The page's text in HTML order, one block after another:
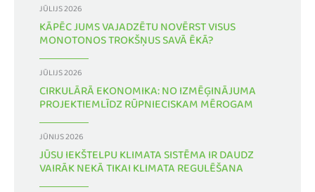
JŪLIJS 2026
KĀPĒC JUMS VAJADZĒTU NOVĒRST VISUS
MONOTONOS TROKŠŅUS SAVĀ ĒKĀ?
JŪLIJS 2026
CIRKULĀRĀ EKONOMIKA: NO IZMĒĢINĀJUMA
PROJEKTIEMLĪDZ RŪPNIECISKAM MĒROGAM
JŪNIJS 2026
JŪSU IEKŠTELPU KLIMATA SISTĒMA IR DAUDZ
VAIRĀK NEKĀ TIKAI KLIMATA REGULĒŠANA